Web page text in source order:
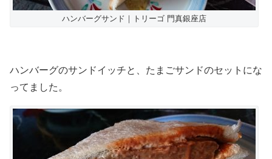
ハンバーグサンド｜トリーゴ 門真銀座店
ハンバーグのサンドイッチと、たまごサンドのセットにな
ってました。